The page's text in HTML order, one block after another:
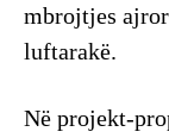
mbrojtjes
luftarakë.
Në projekt-